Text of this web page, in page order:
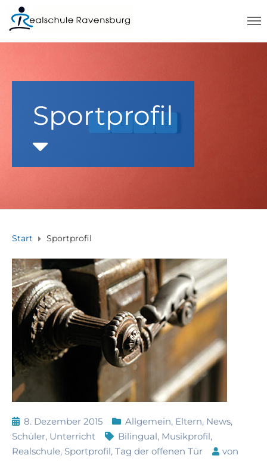
Sportprofil
Start Sportprofil
8. Dezember 2015 Allgemein, Eltern, News,
Schüler, Unterricht Bilingual, Musikprofil,
Realschule, Sportprofil, Tag der offenen Tür
von